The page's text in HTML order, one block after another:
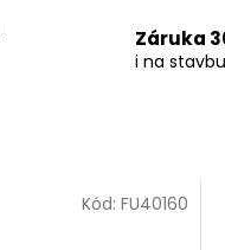
Záruka
i na
Kód: FU40160